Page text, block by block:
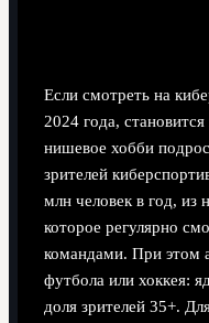
Если смотреть на
2024 года,
нишевое хобби
зрителей
млн человек в год,
которое регулярно
командами. При этом
футбола или хоккея:
доля зрителей 35+.